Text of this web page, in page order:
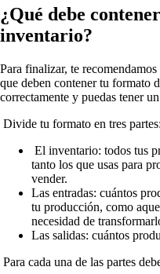
¿Qué debe
inventario?
Para finalizar, te
que deben contener tu formato
correctamente y puedas tener
Divide tu formato en tres partes:
El inventario: todos tus
tanto los que usas para
vender.
Las entradas: cuántos
tu producción, como
necesidad de
Las salidas: cuántos
Para cada una de las partes